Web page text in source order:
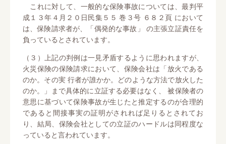
これに対して、一般的な保険事故については、最判平
成１３年４月２０日民集５５ 巻３号 ６８２頁 において
は、保険請求者が、「偶発的な事故」 の主張立証責任を
負っているとされています。
（３）上記の判例は一見矛盾するように思われますが、
火災保険の保険請求において、保険会社は「放火である
のか。その実 行者が誰かか。どのような方法で放火した
のか。」まで具体的に立証する必要はなく、 被保険者の
意思に基づいて保険事故が生じたと推定するのが合理的
であると間接事実の証明がされれば足りるとされてお
り、結局、保険会社としての立証のハードルは同程度な
っていると言われています。